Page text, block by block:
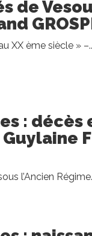
de
XX ème siècle »
: décès
l’Ancien